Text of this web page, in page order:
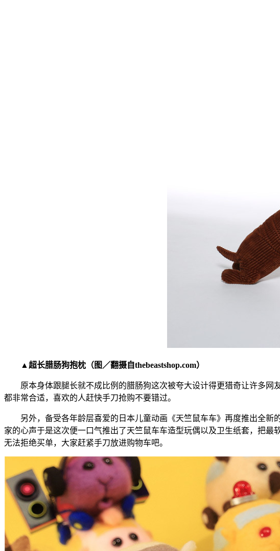
▲超长腊肠狗抱枕（图／翻摄自thebeastshop.com）
原本身体跟腿长就不成比例的腊肠狗这次被夸大设计得更猎奇让许多网
都非常合适，喜欢的人赶快手刀抢购不要错过。
另外，备受各年龄层喜爱的日本儿童动画《天竺鼠车车》再度推出全新
家的心声于是这次便一口气推出了天竺鼠车车造型玩偶以及卫生纸套，把
无法拒绝买单，大家赶紧手刀放进购物车吧。